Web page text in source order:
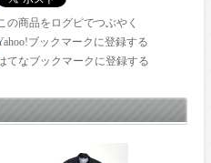
の商品をログピでつぶやく
ブックマークに登録する
てなブックマークに登録する